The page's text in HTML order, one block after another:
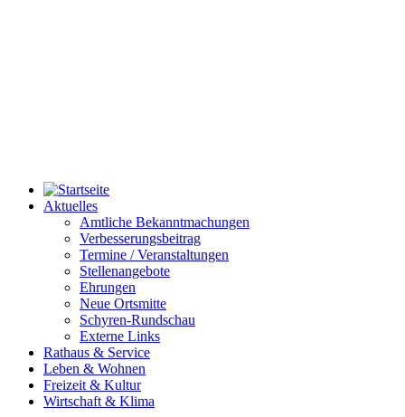
Aktuelles
Amtliche Bekanntmachungen
Verbesserungsbeitrag
Termine / Veranstaltungen
Stellenangebote
Ehrungen
Neue Ortsmitte
Schyren-Rundschau
Externe Links
Rathaus & Service
Leben & Wohnen
Freizeit & Kultur
Wirtschaft & Klima